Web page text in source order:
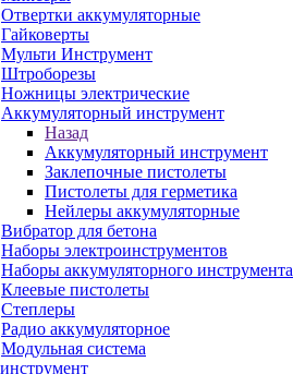
Отвертки аккумуляторные
Гайковерты
Мульти Инструмент
Штроборезы
Ножницы электрические
Аккумуляторный инструмент
Назад
Аккумуляторный инструмент
Заклепочные пистолеты
Пистолеты для герметика
Нейлеры аккумуляторные
Вибратор для бетона
Наборы электроинструментов
Наборы аккумуляторного инструмента
Клеевые пистолеты
Степлеры
Радио аккумуляторное
Модульная система